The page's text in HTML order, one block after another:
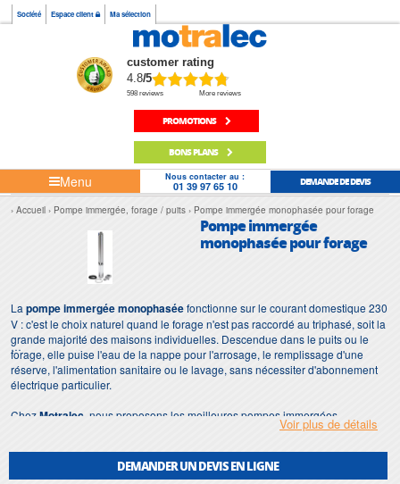
Société Espace client Ma sélection
customer rating
4.8/5
598 reviews More reviews
PROMOTIONS
BONS PLANS
Menu Nous contacter au :
01 39 97 65 10 DEMANDE DE DEVIS
Accueil Pompe immergée, forage / puits Pompe immergée monophasée pour forage
Pompe immergée
monophasée pour forage
La pompe immergée monophaséefonctionne sur le courant domestique 230
V : c'est le choix naturel quand le forage n'est pas raccordé au triphasé, soit la
grande majorité des maisons individuelles. Descendue dans le puits ou le
forage, elle puise l'eau de la nappe pour l'arrosage, le remplissage d'une
réserve, l'alimentation sanitaire ou le lavage, sans nécessiter d'abonnement
électrique particulier.
ChezMotralec , nous proposons les meilleures pompes immergées
monophasées des grandes marques mondiales, dimensionnées gratuitement
l'export ; l'installation et la réparation sont prises en charge en Île-de-France,
pour les particuliers comme pour les professionnels, et nous fournissons aussi
Voir plus de détails
DEMANDER UN DEVIS EN LIGNE